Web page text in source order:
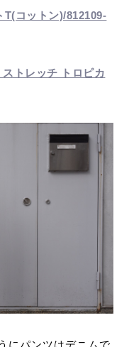
T(コットン)/812109-
トレッチ トロピカ
にパンツはデニムで